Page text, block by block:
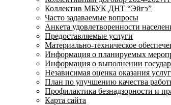
Коллектив МБУК ДНТ “Эйгэ”
Часто задаваемые вопросы
Анкета удовлетворенности
Предоставляемые услуги
Материально-техническое
Информация о планируемых
Информация о выполнении
Независимая оценка оказания услуг
План по улучшению качества
Профилактика безнадзорности и
Карта сайта